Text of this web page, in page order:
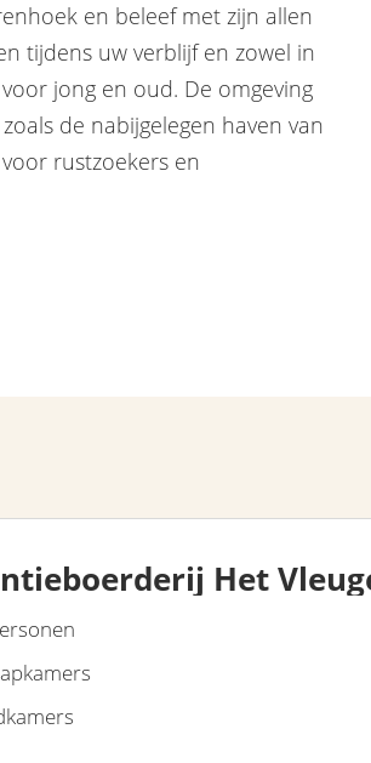
en beleef met zijn allen
tijdens uw verblijf en zowel in
jong en oud. De omgeving
de nabijgelegen haven van
rustzoekers en
Het